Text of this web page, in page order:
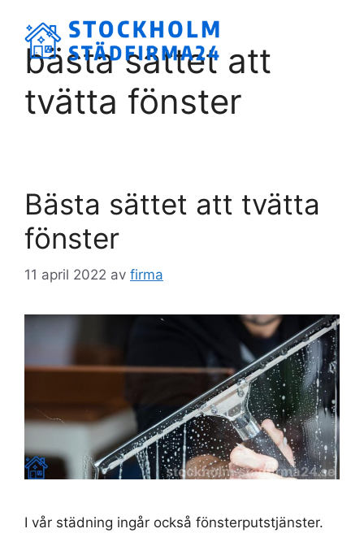
innehållbästa sättet att
tvätta fönster
Bästa sättet att tvätta
fönster
11 april 2022 av firma
I vår städning ingår också fönsterputstjänster.